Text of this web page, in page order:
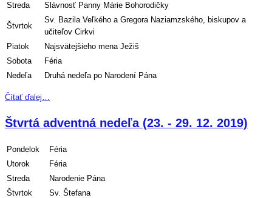
Streda
Slávnosť Panny Márie Bohorodičky
Štvrtok
Sv. Bazila Veľkého a Gregora Naziamzského, biskupov a
učiteľov Cirkvi
Piatok
Najsvätejšieho mena Ježiš
Sobota
Féria
Nedeľa
Druhá nedeľa po Narodení Pána
Čítať ďalej…
Štvrtá adventná nedeľa (23. - 29. 12. 2019)
Pondelok
Féria
Utorok
Féria
Streda
Narodenie Pána
Štvrtok
Sv. Štefana